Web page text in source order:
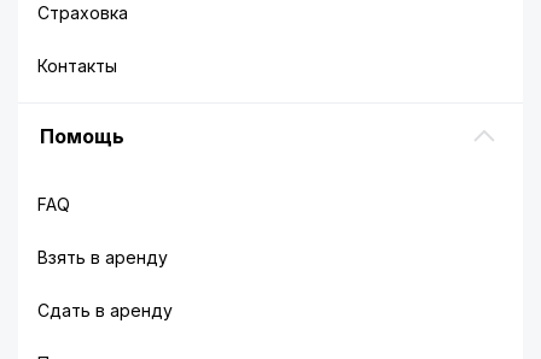
Страховка
Контакты
Помощь
FAQ
Взять в аренду
Сдать в аренду